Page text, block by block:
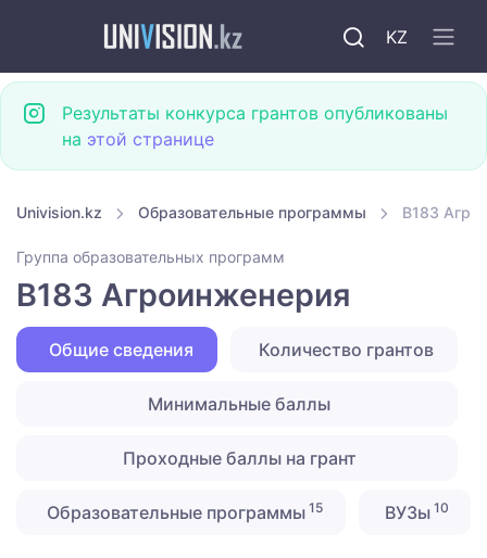
KZ
Результаты конкурса грантов опубликованы
на этой странице
Univision.kz Образовательные программы B183
Группа образовательных программ
B183 Агроинженерия
Общие сведения Количество грантов
Минимальные баллы
Проходные баллы на грант
Образовательные программы 15 ВУЗы10